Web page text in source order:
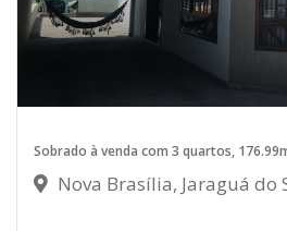
Sobrado à venda com 3 quartos,
Nova Brasília, Jaraguá do